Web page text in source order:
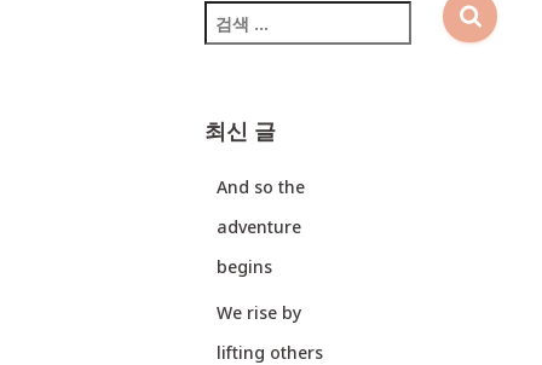
검
색
최신 글
And so the
adventure
begins
We rise by
lifting others